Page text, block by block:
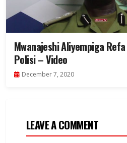
Mwanajeshi Aliyempiga
Polisi – Video
December 7, 2020
LEAVE A COMMENT